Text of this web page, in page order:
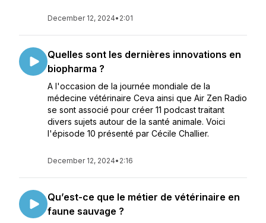
December 12, 2024• 2:01
Quelles sont les dernières innovations en
biopharma ?
A l'occasion de la journée mondiale de la
médecine vétérinaire Ceva ainsi que Air Zen Radio
se sont associé pour créer 11 podcast traitant
divers sujets autour de la santé animale. Voici
l'épisode 10 présenté par Cécile Challier.
December 12, 2024• 2:16
Qu’est-ce que le métier de vétérinaire en
faune sauvage ?